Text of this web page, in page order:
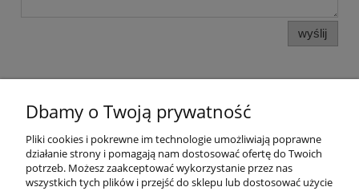
wyślij
Pomoc
Moje konto
Dbamy o Twoją prywatność
Pliki cookies i pokrewne im technologie umożliwiają poprawne
działanie strony i pomagają nam dostosować ofertę do Twoich
potrzeb. Możesz zaakceptować wykorzystanie przez nas
wszystkich tych plików i przejść do sklepu lub dostosować użycie